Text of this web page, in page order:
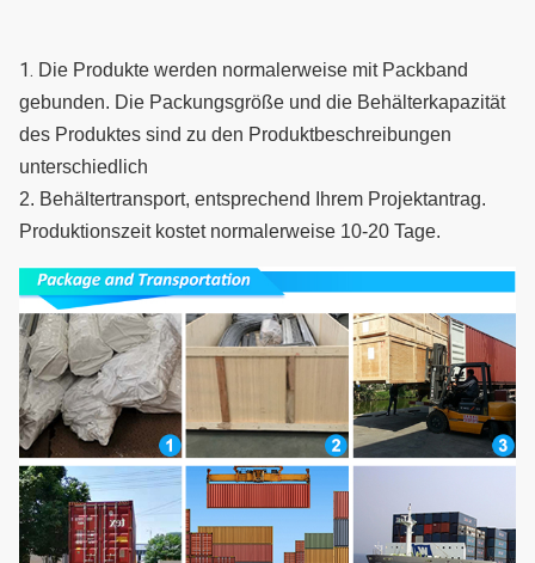
1. Die Produkte werden normalerweise mit Packband
gebunden. Die Packungsgröße und die Behälterkapazität
des Produktes sind zu den Produktbeschreibungen
unterschiedlich
2. Behältertransport, entsprechend Ihrem Projektantrag.
Produktionszeit kostet normalerweise 10-20 Tage.